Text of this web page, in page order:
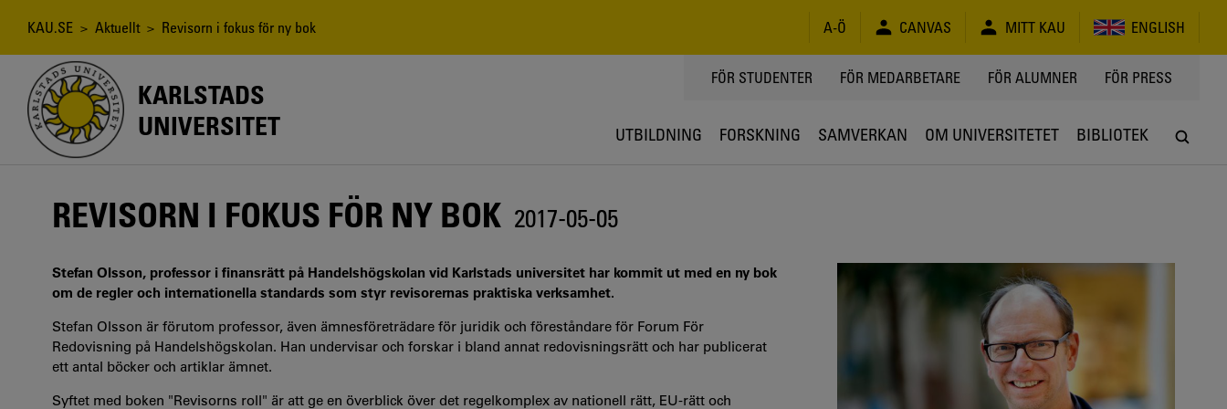
Länkstig
KAU.SE > Aktuellt > Revisorn i fokus för ny bok A-Ö CANVAS MITT KAU ENGLISH
KARLSTADS
UNIVERSITET
TOPPMENY
FÖR STUDENTER FÖR MEDARBETARE FÖR ALUMNER FÖR PRESS
UTBILDNING FORSKNING SAMVERKAN OM UNIVERSITETET BIBLIOTEK
REVISORN I FOKUS FÖR NY BOK 2017-05-05
Stefan Olsson, professor i finansrätt på Handelshögskolan vid Karlstads universitet har kommit ut med en ny bok
om de regler och internationella standards som styr revisorernas praktiska verksamhet.
Stefan Olsson är förutom professor, även ämnesföreträdare för juridik och föreståndare för Forum För
Redovisning på Handelshögskolan. Han undervisar och forskar i bland annat redovisningsrätt och har publicerat
ett antal böcker och artiklar ämnet.
Syftet med boken "Revisorns roll" är att ge en överblick över det regelkomplex av nationell rätt, EU-rätt och